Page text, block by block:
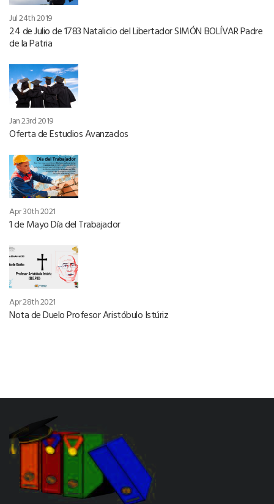
Jul 24th 2019
24 de Julio de 1783 Natalicio del Libertador SIMÓN BOLÍVAR Padre
de la Patria
Jan 23rd 2019
Oferta de Estudios Avanzados
Apr 30th 2021
1 de Mayo Día del Trabajador
Apr 28th 2021
Nota de Duelo Profesor Aristóbulo Istúriz